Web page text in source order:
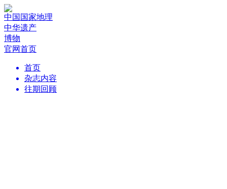
中国国家地理
中华遗产
博物
官网首页
首页
杂志内容
往期回顾